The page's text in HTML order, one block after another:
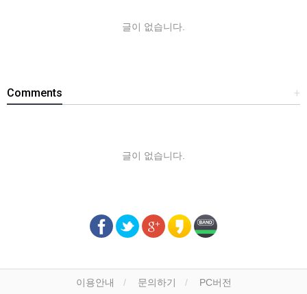
글이 없습니다.
+
Comments
글이 없습니다.
이용안내 문의하기 PC버전